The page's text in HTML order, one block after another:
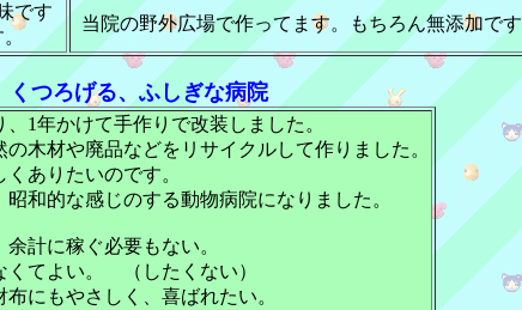
です
。
当院の野外広場で作ってます。もちろん無添加です
くつろげる、ふしぎな病院
1年かけて手作りで改装しました。
木材や廃品などをリサイクルして作りました。
ありたいのです。
和的な感じのする動物病院になりました。
計に稼ぐ必要もない。
くてよい。 （したくない）
にもやさしく、喜ばれたい。